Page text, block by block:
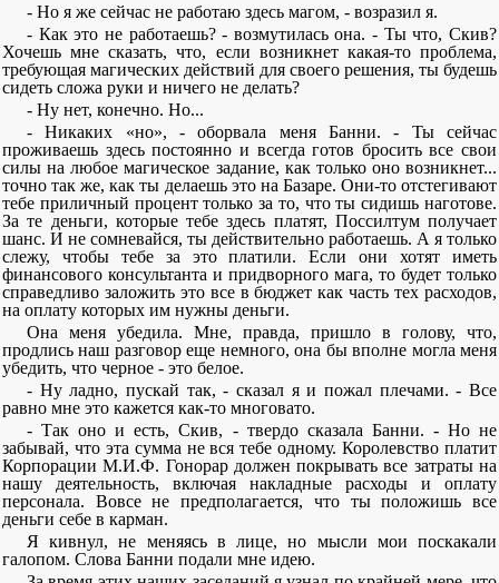
- Но я же сейчас не работаю здесь магом, - возразил я.
- Как это не работаешь? - возмутилась она. - Ты что, Скив?
Хочешь мне сказать, что, если возникнет какая-то проблема,
требующая магических действий для своего решения, ты будешь
сидеть сложа руки и ничего не делать?
- Ну нет, конечно. Но...
- Никаких «но», - оборвала меня Банни. - Ты сейчас
проживаешь здесь постоянно и всегда готов бросить все свои
силы на любое магическое задание, как только оно возникнет...
точно так же, как ты делаешь это на Базаре. Они-то отстегивают
тебе приличный процент только за то, что ты сидишь наготове.
За те деньги, которые тебе здесь платят, Поссилтум получает
шанс. И не сомневайся, ты действительно работаешь. А я только
слежу, чтобы тебе за это платили. Если они хотят иметь
финансового консультанта и придворного мага, то будет только
справедливо заложить это все в бюджет как часть тех расходов,
на оплату которых им нужны деньги.
Она меня убедила. Мне, правда, пришло в голову, что,
продлись наш разговор еще немного, она бы вполне могла меня
убедить, что черное - это белое.
- Ну ладно, пускай так, - сказал я и пожал плечами. - Все
равно мне это кажется как-то многовато.
- Так оно и есть, Скив, - твердо сказала Банни. - Но не
забывай, что эта сумма не вся тебе одному. Королевство платит
Корпорации М.И.Ф. Гонорар должен покрывать все затраты на
нашу деятельность, включая накладные расходы и оплату
персонала. Вовсе не предполагается, что ты положишь все
деньги себе в карман.
Я кивнул, не меняясь в лице, но мысли мои поскакали
галопом. Слова Банни подали мне идею.